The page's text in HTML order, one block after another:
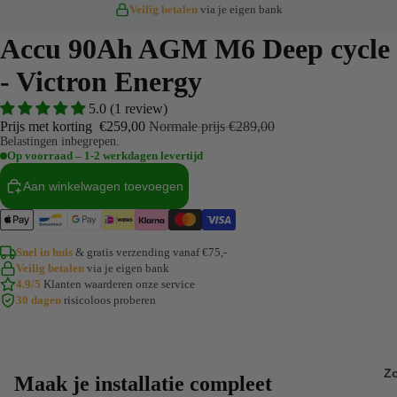
Elektra
Advies
Veilig betalenvia je eigen bank
Accu 90Ah AGM M6 Deep cycle
- Victron Energy
5.0 (1 review)
Prijs met korting €259,00 Normale prijs€289,00
Belastingen inbegrepen.
Op voorraad – 1-2 werkdagen levertijd
Aan winkelwagen toevoegen
Snel in huis & gratis verzending vanaf €75,-
Veilig betalen via je eigen bank
4.9/5 Klanten waarderen onze service
30 dagen risicoloos proberen
Maak je installatie compleet